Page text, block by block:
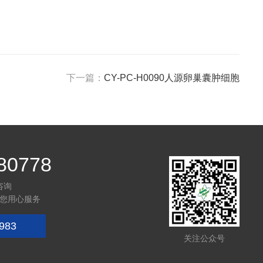
下一篇： CY-PC-H0090人源卵巢囊肿细胞
询
用心服务
关注公众号